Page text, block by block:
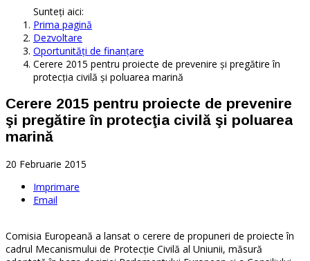
Sunteți aici:
Prima pagină
Dezvoltare
Oportunităţi de finanţare
Cerere 2015 pentru proiecte de prevenire şi pregătire în
protecţia civilă şi poluarea marină
Cerere 2015 pentru proiecte de prevenire
şi pregătire în protecţia civilă şi poluarea
marină
20 Februarie 2015
Imprimare
Email
Comisia Europeană a lansat o cerere de propuneri de proiecte în
cadrul Mecanismului de Protecţie Civilă al Uniunii, măsură